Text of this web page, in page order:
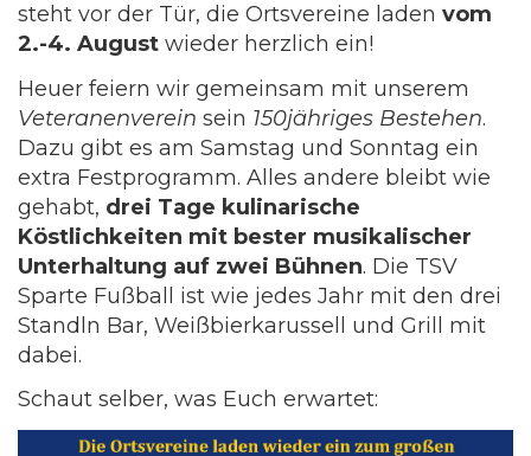
steht vor der Tür, die Ortsvereine laden vom
2.-4. August wieder herzlich ein!
Heuer feiern wir gemeinsam mit unserem
Veteranenverein sein 150jähriges Bestehen.
Dazu gibt es am Samstag und Sonntag ein
extra Festprogramm. Alles andere bleibt wie
gehabt, drei Tage kulinarische
Köstlichkeiten mit bester musikalischer
Unterhaltung auf zwei Bühnen. Die TSV
Sparte Fußball ist wie jedes Jahr mit den drei
Standln Bar, Weißbierkarussell und Grill mit
dabei.
Schaut selber, was Euch erwartet: